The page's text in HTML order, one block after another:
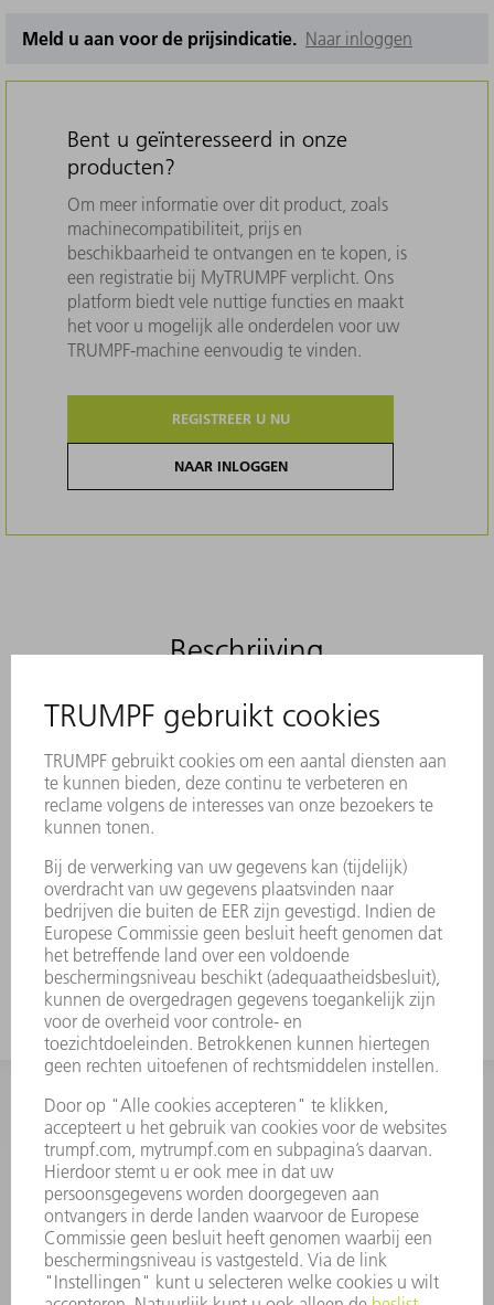
Meld u aan voor de prijsindicatie. Naar inloggen
Bent u geïnteresseerd in onze
producten?
Om meer informatie over dit product, zoals
machinecompatibiliteit, prijs en
beschikbaarheid te ontvangen en te kopen, is
een registratie bij MyTRUMPF verplicht. Ons
platform biedt vele nuttige functies en maakt
het voor u mogelijk alle onderdelen voor uw
TRUMPF-machine eenvoudig te vinden.
REGISTREER U NU
NAAR INLOGGEN
Beschrijving
Originele borstels voorkomen effectief
stabiliteit en zijn gemaakt van duurzaam
materiaal.
Voorkomen van krassen
Duurzaam en vormvast
Optimaal afgestemd op uw machines van
TRUMPF
INFORMATIE
Veel gestelde vragen
Algemene voorwaarden
CONTACT
+31 88 4002 400
Ma. - vr. 8.00 - 17.00 uur
onderdelen.tnl@de.trumpf.com